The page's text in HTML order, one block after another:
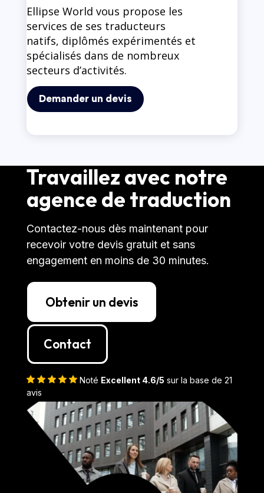
Ellipse World vous propose les
services de ses traducteurs
natifs, diplômés expérimentés et
spécialisés dans de nombreux
secteurs d’activités.
Demander un devis
Travaillez avec notre
agence de traduction
Contactez-nous dès maintenant pour
recevoir votre devis gratuit et sans
engagement en moins de 30 minutes.
Obtenir un devis
Contact
Noté Excellent 4.6/5 sur la base de 21
avis